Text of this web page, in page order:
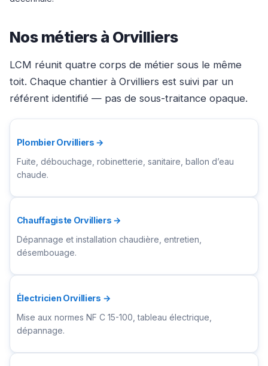
Nos métiers à Orvilliers
LCM réunit quatre corps de métier sous le même
toit. Chaque chantier à Orvilliers est suivi par un
référent identifié — pas de sous-traitance opaque.
Plombier Orvilliers →
Fuite, débouchage, robinetterie, sanitaire, ballon d’eau
chaude.
Chauffagiste Orvilliers →
Dépannage et installation chaudière, entretien,
désembouage.
Électricien Orvilliers →
Mise aux normes NF C 15-100, tableau électrique,
dépannage.